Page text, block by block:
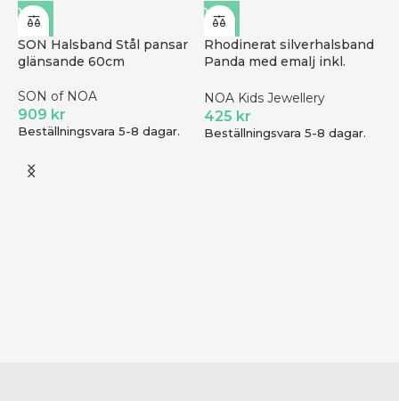
SON Halsband Stål pansar
glänsande 60cm
SON of NOA
909 kr
Beställningsvara 5-8 dagar.
Rhodinerat silverhalsband
Panda med emalj inkl.
NOA Kids Jewellery
425 kr
Beställningsvara 5-8 dagar.